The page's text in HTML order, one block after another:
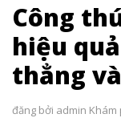
Công
hiệu
thẳng
đăng bởi admin Khám